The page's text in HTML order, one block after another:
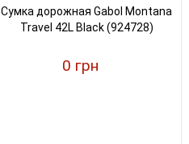
Сумка дорожная Gabol Montana
Travel 42L Black (924728)
0 грн